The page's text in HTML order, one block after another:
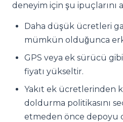
deneyim için şu ipuçlarını
Daha düşük ücretleri
mümkün olduğunca
GPS veya ek sürücü
fiyatı yükseltir.
Yakıt ek ücretlerinden
doldurma politikasını
etmeden önce depoyu